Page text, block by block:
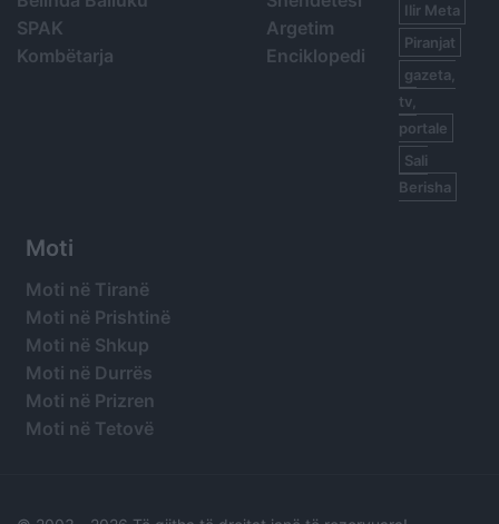
SPAK
Kombëtarja
Argetim
Enciklopedi
Ilir Meta
Piranjat
gazeta,
tv,
portale
Sali
Berisha
Moti
Moti në Tiranë
Moti në Prishtinë
Moti në Shkup
Moti në Durrës
Moti në Prizren
Moti në Tetovë